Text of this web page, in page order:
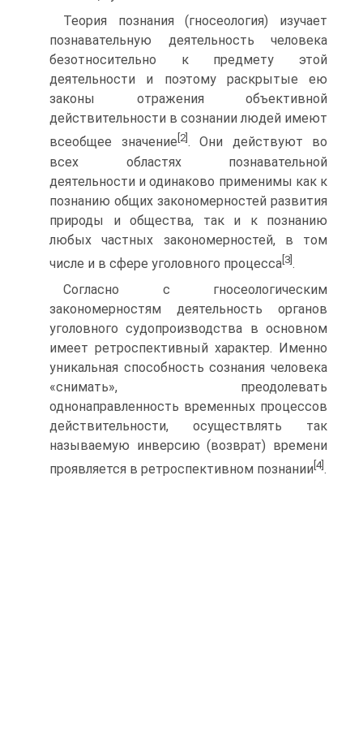
Теория познания (гносеология) изучает
познавательную деятельность человека
безотносительно к предмету этой
деятельности и поэтому раскрытые ею
законы отражения объективной
действительности в сознании людей имеют
всеобщее значение [2]. Они действуют во
всех областях познавательной
деятельности и одинаково применимы как к
познанию общих закономерностей развития
природы и общества, так и к познанию
любых частных закономерностей, в том
числе и в сфере уголовного процесса[3].
Согласно с гносеологическим
закономерностям деятельность органов
уголовного судопроизводства в основном
имеет ретроспективный характер. Именно
уникальная способность сознания человека
«снимать», преодолевать
однонаправленность временных процессов
действительности, осуществлять так
называемую инверсию (возврат) времени
проявляется в ретроспективном познании [4].